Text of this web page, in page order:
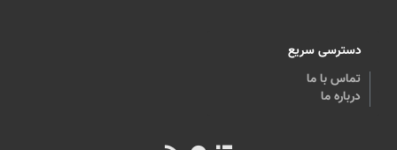
دسترسی سریع
تماس با ما
درباره ما